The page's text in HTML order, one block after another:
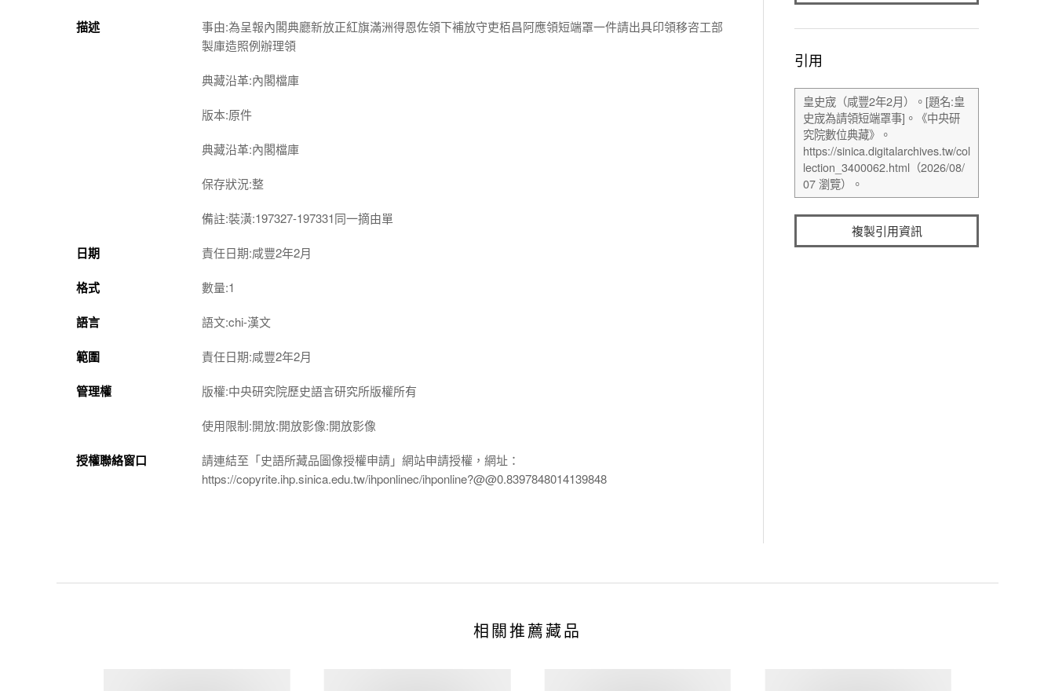
描述
事由:為呈報內閣典廳新放正紅旗滿洲得恩佐領下補放守吏栢昌阿應領短端罩一件請出具印領移咨工部
製庫造照例辦理領
典藏沿革:內閣檔庫
版本:原件
典藏沿革:內閣檔庫
保存狀況:整
備註:裝潢:197327-197331同一摘由單
日期 責任日期:咸豐2年2月
格式 數量:1
語言 語文:chi-漢文
範圍 責任日期:咸豐2年2月
管理權 版權:中央研究院歷史語言研究所版權所有
使用限制:開放:開放影像:開放影像
授權聯絡窗口
請連結至「史語所藏品圖像授權申請」網站申請授權，網址：
https://copyrite.ihp.sinica.edu.tw/ihponlinec/ihponline?@@0.8397848014139848
引用
複製引用資訊
相關推薦藏品